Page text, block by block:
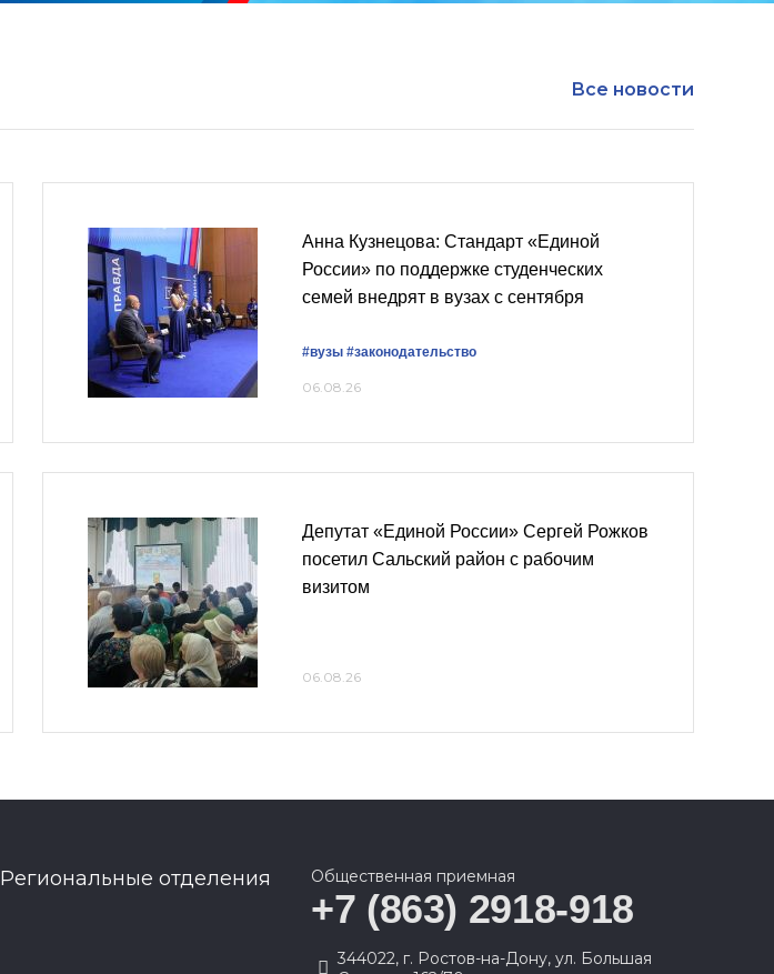
Все новости
Анна Кузнецова: Стандарт «Единой
России» по поддержке студенческих
семей внедрят в вузах с сентября
#вузы #законодательство
06.08.26
Депутат «Единой России» Сергей Рожков
посетил Сальский район с рабочим
визитом
06.08.26
Региональные отделения Общественная приемная
+7 (863) 2918-918
344022, г. Ростов-на-Дону, ул. Большая